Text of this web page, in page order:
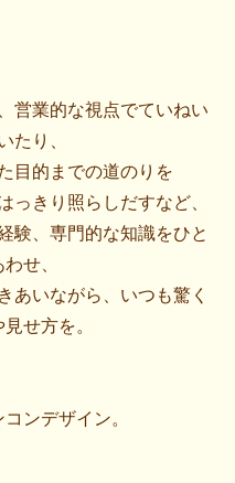
営業的な視点でていねい
たり、
目的までの道のりを
っきり照らしだすなど、
験、専門的な知識をひと
せ、
あいながら、いつも驚く
せ方を。
ンデザイン。